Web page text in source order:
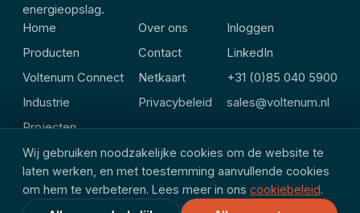
Wij gebruiken noodzakelijke cookies om de website te
laten werken, en met toestemming aanvullende cookies
om hem te verbeteren. Lees meer in ons cookiebeleid.
energieopslag.
Home
Producten
Voltenum Connect
Industrie
Projecten
Over ons
Contact
Netkaart
Privacybeleid
Inloggen
LinkedIn
+31 (0)85 040 5900
sales@voltenum.nl
© Voltenum B.V. · Heulsstraat 8, 6413 EJ Heerlen